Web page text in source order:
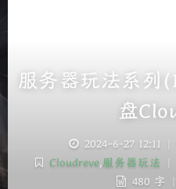
夜间模式
服务器玩法系
盘
2024-6-27 12:11
Cloudreve, 服务器玩法
480 字